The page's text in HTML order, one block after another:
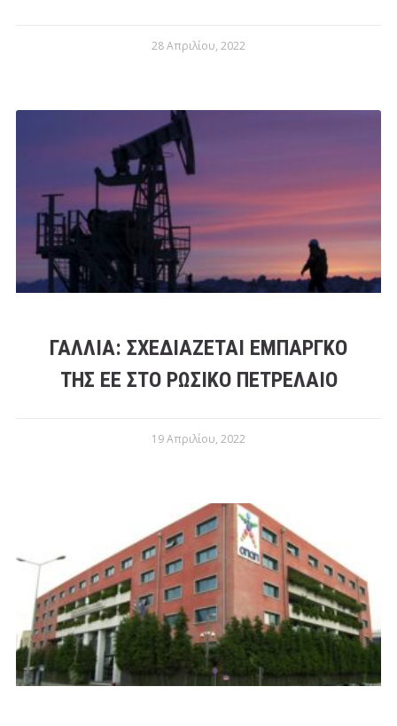
28 Απριλίου, 2022
ΓΑΛΛΊΑ: ΣΧΕΔΙΆΖΕΤΑΙ ΕΜΠΆΡΓΚΟ
ΤΗΣ ΕΕ ΣΤΟ ΡΩΣΙΚΌ ΠΕΤΡΈΛΑΙΟ
19 Απριλίου, 2022